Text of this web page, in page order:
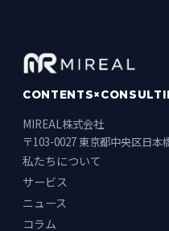
MIREAL株式会社
〒103-0027 東京都中央区日本
私たちについて
サービス
ニュース
コラム